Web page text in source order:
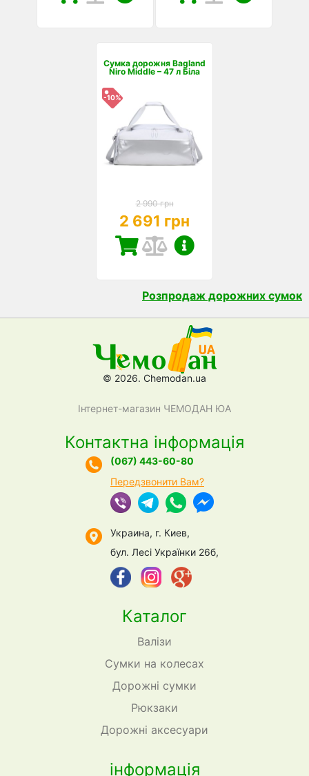
Сумка дорожня Bagland
Niro Middle – 47 л Біла
-10%
2 990 грн
2 691 грн
Розпродаж дорожних сумок
© 2026. Chemodan.ua
Інтернет-магазин ЧЕМОДАН ЮА
Каталог
Валізи
Сумки на колесах
Дорожні сумки
Рюкзаки
Дорожні аксесуари
інформація
Контактна інформація
(067) 443-60-80
Передзвонити Вам?
Украина, г. Киев,
бул. Лесі Українки 26б,